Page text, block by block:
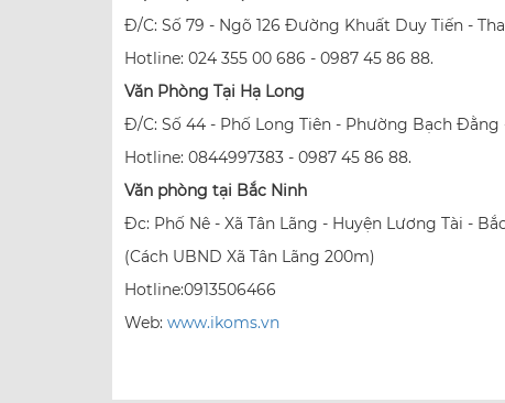
Đ/C: Số 79 - Ngõ 126 Đường Khuất Duy Tiến -
Hotline: 024 355 00 686 - 0987 45 86 88.
Văn Phòng Tại Hạ Long
Đ/C: Số 44 - Phố Long Tiên - Phường Bạch
Hotline: 0844997383 - 0987 45 86 88.
Văn phòng tại Bắc Ninh
Đc: Phố Nê - Xã Tân Lãng - Huyện Lương Tài -
(Cách UBND Xã Tân Lãng 200m)
Hotline:0913506466
Web: www.ikoms.vn